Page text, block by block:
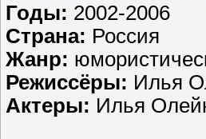
Годы: 2002-2006
Страна: Россия
Жанр:
Режиссёры: Илья
Актеры: Илья